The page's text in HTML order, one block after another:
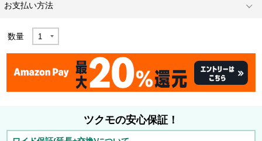
お支払い方法
数量
ツクモの安心保証！